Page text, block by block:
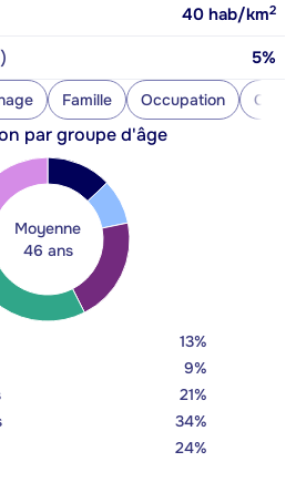
40 hab/km2
5%
Famille Occupation
par groupe d'âge
Moyenne
46 ans
13%
9%
21%
34%
24%